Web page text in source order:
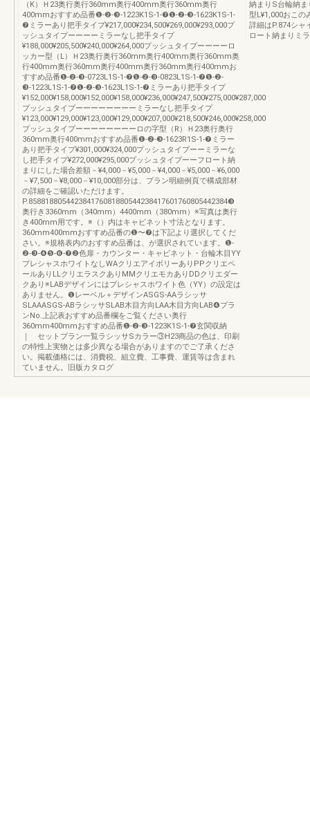
（K）Ｈ23奥行奥行360mm奥行400mm奥行360mm奥行
400mmおすすめ品番❶-❷-❸-1223K1S-1-❼❶-❷-❸-1623K1S-1-
❼ミラーあり把手タイプ¥217,000¥234,500¥269,000¥293,000プ
ッシュタイプーーーーミラーなし把手タイプ
¥188,000¥205,500¥240,000¥264,000プッシュタイプーーーーロ
ッカー型（L）Ｈ23奥行奥行360mm奥行400mm奥行360mm奥
行400mm奥行360mm奥行400mm奥行360mm奥行400mmお
すすめ品番❶-❷-❸-0723L1S-1-❼❶-❷-❸-0823L1S-1-❼❶-❷-
❸-1223L1S-1-❼❶-❷-❸-1623L1S-1-❼ミラーあり把手タイプ
¥152,000¥158,000¥152,000¥158,000¥236,000¥247,500¥275,000¥287,000
プッシュタイプーーーーーーーーミラーなし把手タイプ
¥123,000¥129,000¥123,000¥129,000¥207,000¥218,500¥246,000¥258,000
プッシュタイプーーーーーーーーロの字型（R）Ｈ23奥行奥行
360mm奥行400mmおすすめ品番❶-❷-❸-1623R1S-1-❼ミラー
あり把手タイプ¥301,000¥324,000プッシュタイプーーミラーな
し把手タイプ¥272,000¥295,000プッシュタイプーーフロート納
まりにした場合差額－¥4,000－¥5,000－¥4,000－¥5,000－¥6,000
－¥7,500－¥8,000－¥10,000部分は、プラン明細例頁で構成部材
の詳細をご確認いただけます。
P.858818805442384176081880544238417601760805442384❸
奥行き3360mm（340mm）4400mm（380mm）※写真は奥行
き400mm用です。※（）内はキャビネット寸法となります。
360mm400mmおすすめ品番の❶〜❼は下記より選択してくだ
さい。※規格表内のおすすめ品番は、が選択されています。❶-
❷-❸-❹❺-❻-❼❷色扉・カウンター・キャビネット・台輪木目YY
プレシャスホワイトなしWAクリエアイボリーありPPクリエペ
ールありLLクリエラスクありMMクリエモカありDDクリエダー
クあり※LABデザインにはプレシャスホワイト色（YY）の設定は
ありません。❶レーベル＋デザインASGS-AAラシッサ
SLAAASGS-ABラシッサSLAB木目方向LAA木目方向LAB❹プラ
ンNo.上記表おすすめ品番欄をご覧ください奥行
360mm400mmおすすめ品番❶-❷-❸-1223K1S-1-❼玄関収納
｜ セットプラン一覧ラシッサSカラー③H23商品の色は、印刷
の特性上実物とは多少異なる場合がありますのでご了承くださ
い。掲載価格には、消費税、組立費、工事費、運賃等は含まれ
ていません。旧版カタログ
納まりS台輪納
型L¥1,000おこの
詳細はP.874シャ
ロート納まりミ